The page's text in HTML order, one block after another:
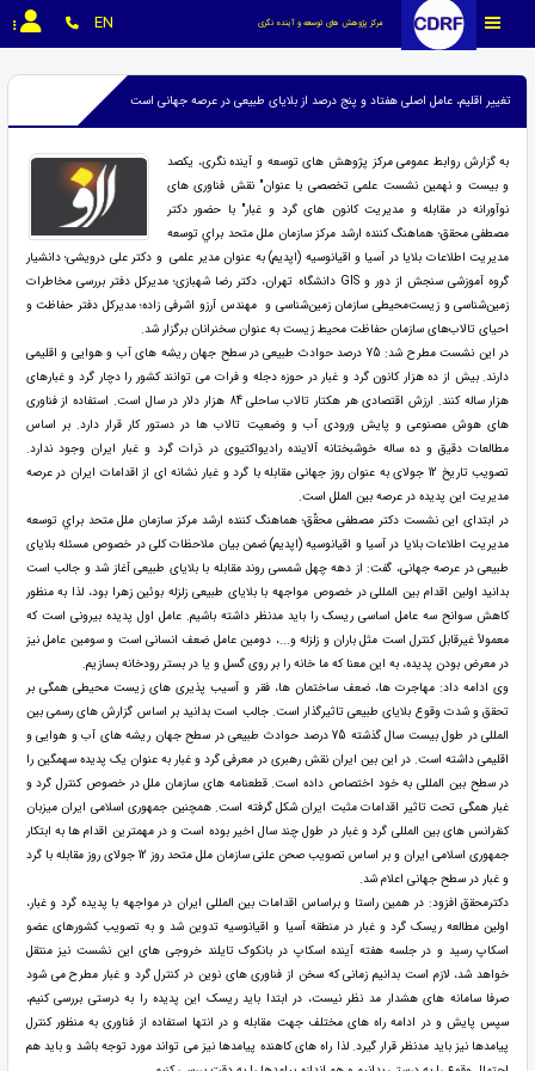
مرکز پژوهش های توسعه و آینده نگری EN
تغییر اقلیم، عامل اصلی هفتاد و پنج درصد از بلایای طبیعی در عرصه جهانی است
به گزارش روابط عمومی مرکز پژوهش های توسعه و آینده نگری، یکصد
و بیست و نهمین نشست علمی تخصصی با عنوان" نقش فناوری های
نوآورانه در مقابله و مدیریت کانون های گرد و غبار" با حضور دکتر
مصطفی محقق؛ هماهنگ ‌كننده ارشد مركز سازمان ملل متحد براي توسعه
مديريت اطلاعات بلايا در آسيا و اقيانوسيه (اپديم) به عنوان مدیر علمی و دکتر علی درویشی؛ دانشیار
گروه آموزشی سنجش از دور و GIS دانشگاه تهران، دکتر رضا شهبازی؛ مدیرکل دفتر بررسی مخاطرات
زمین‌شناسی و زیست‌محیطی سازمان زمین‌شناسی و مهندس آرزو اشرفی زاده؛ مدیرکل دفتر حفاظت و
احیای تالاب‌های سازمان حفاظت محیط زیست به عنوان سخنرانان برگزار شد.
در این نشست مطرح شد: 75 درصد حوادث طبیعی در سطح جهان ریشه های آب و هوایی و اقلیمی
دارند. بیش از ده هزار کانون گرد و غبار در حوزه دجله و فرات می توانند کشور را دچار گرد و غبارهای
هزار ساله کنند. ارزش اقتصادی هر هکتار تالاب ساحلی 84 هزار دلار در سال است. استفاده از فناوری
های هوش مصنوعی و پایش ورودی آب و وضعیت تالاب ها در دستور کار قرار دارد. بر اساس
مطالعات دقیق و ده ساله خوشبختانه آلاینده رادیواکتیوی در ذرات گرد و غبار ایران وجود ندارد.
تصویب تاریخ 12 جولای به عنوان روز جهانی مقابله با گرد و غبار نشانه ای از اقدامات ایران در عرصه
مدیریت این پدیده در عرصه بین الملل است.
در ابتدای این نشست دکتر مصطفی محقّق؛ هماهنگ ‌كننده ارشد مركز سازمان ملل متحد براي توسعه
مديريت اطلاعات بلايا در آسيا و اقيانوسيه (اپديم) ضمن بیان ملاحظات کلی در خصوص مسئله بلایای
طبیعی در عرصه جهانی، گفت: از دهه چهل شمسی روند مقابله با بلایای طبیعی آغاز شد و جالب است
بدانید اولین اقدام بین المللی در خصوص مواجهه با بلایای طبیعی زلزله بوئین زهرا بود، لذا به منظور
کاهش سوانح سه عامل اساسی ریسک را باید مدنظر داشته باشیم. عامل اول پدیده بیرونی است که
معمولاً غیرقابل کنترل است مثل باران و زلزله و...، دومین عامل ضعف انسانی است و سومین عامل نیز
در معرض بودن پدیده، به این معنا که ما خانه را بر روی گسل و یا در بستر رودخانه بسازیم.
وی ادامه داد: مهاجرت ها، ضعف ساختمان ها، فقر و آسیب پذیری های زیست محیطی همگی بر
تحقق و شدت وقوع بلایای طبیعی تاثیرگذار است. جالب است بدانید بر اساس گزارش های رسمی بین
المللی در طول بیست سال گذشته 75 درصد حوادث طبیعی در سطح جهان ریشه های آب و هوایی و
اقلیمی داشته است. در این بین ایران نقش رهبری در معرفی گرد و غبار به عنوان یک پدیده سهمگین را
در سطح بین المللی به خود اختصاص داده است. قطعنامه های سازمان ملل در خصوص کنترل گرد و
غبار همگی تحت تاثیر اقدامات مثبت ایران شکل گرفته است. همچنین جمهوری اسلامی ایران میزبان
کنفرانس های بین المللی گرد و غبار در طول چند سال اخیر بوده است و در مهمترین اقدام ها به ابتکار
جمهوری اسلامی ایران و بر اساس تصویب صحن علنی سازمان ملل متحد روز 12 جولای روز مقابله با گرد
و غبار در سطح جهانی اعلام شد.
دکترمحقق افزود: در همین راستا و براساس اقدامات بین المللی ایران در مواجهه با پدیده گرد و غبار،
اولین مطالعه ریسک گرد و غبار در منطقه آسیا و اقیانوسیه تدوین شد و به تصویب کشورهای عضو
اسکاپ رسید و در جلسه هفته آینده اسکاپ در بانکوک تایلند خروجی های این نشست نیز منتقل
خواهد شد، لازم است بدانیم زمانی که سخن از فناوری های نوین در کنترل گرد و غبار مطرح می شود
صرفا سامانه های هشدار مد نظر نیست، در ابتدا باید ریسک این پدیده را به درستی بررسی کنیم،
سپس پایش و در ادامه راه های مختلف جهت مقابله و در انتها استفاده از فناوری به منظور کنترل
پیامدها نیز باید مدنظر قرار گیرد. لذا راه های کاهنده پیامدها نیز می تواند مورد توجه باشد و باید هم